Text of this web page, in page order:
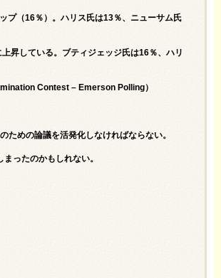
プ（16％）。ハリス氏は13％、ニューサム氏
昇している。ブティジェッジ氏は16％、ハリ
Contest – Emerson Polling）
ための論議を活発化しなければならない。
ったのかもしれない。